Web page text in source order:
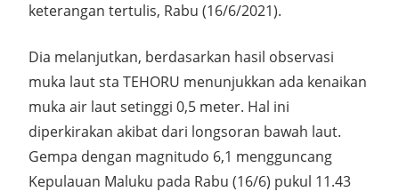
keterangan tertulis, Rabu (16/6/2021).
Dia melanjutkan, berdasarkan hasil observasi
muka laut sta TEHORU menunjukkan ada kenaikan
muka air laut setinggi 0,5 meter. Hal ini
diperkirakan akibat dari longsoran bawah laut.
Gempa dengan magnitudo 6,1 mengguncang
Kepulauan Maluku pada Rabu (16/6) pukul 11.43